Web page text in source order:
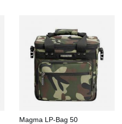
Magma LP-Bag 50